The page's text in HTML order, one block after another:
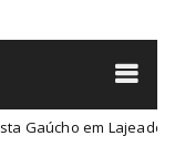
em Lajeado-RS